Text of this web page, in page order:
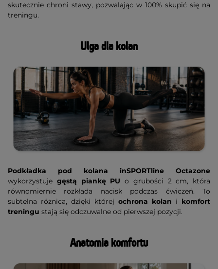
skutecznie chroni stawy, pozwalając w 100% skupić się na
treningu.
Ulga dla kolan
Podkładka pod kolana inSPORTline Octazone
wykorzystuje gęstą piankę PU o grubości 2 cm, która
równomiernie rozkłada nacisk podczas ćwiczeń. To
subtelna różnica, dzięki której ochrona kolan i komfort
treningu stają się odczuwalne od pierwszej pozycji.
Anatomia komfortu